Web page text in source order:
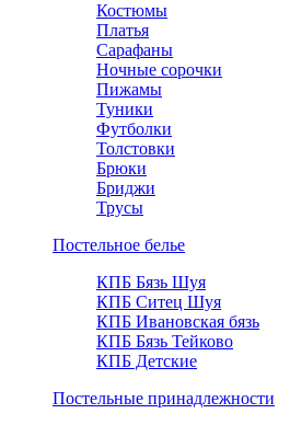
Костюмы
Платья
Сарафаны
Ночные сорочки
Пижамы
Туники
Футболки
Толстовки
Брюки
Бриджи
Трусы
Постельное белье
КПБ Бязь Шуя
КПБ Ситец Шуя
КПБ Ивановская бязь
КПБ Бязь Тейково
КПБ Детские
Постельные принадлежности